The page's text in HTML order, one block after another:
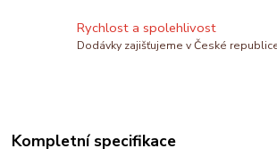
Rychlost a spolehlivost
Dodávky zajišťujeme v České
Kompletní specifikace